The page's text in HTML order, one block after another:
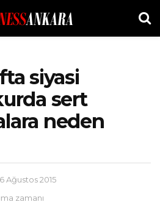
siyasi
sert
neden
Ağustos 2015
zamanı